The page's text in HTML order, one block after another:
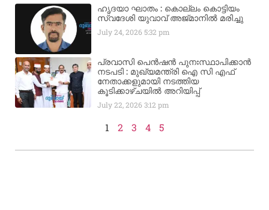
ഹൃദയാ ഘാതം : കൊല്ലം കൊട്ടിയം
സ്വദേശി യുവാവ് അജ്മാനിൽ മരിച്ചു
July 24, 20265:32 pm
പ്രവാസി പെൻഷൻ പുനഃസ്ഥാപിക്കാൻ
നടപടി : മുഖ്യമന്ത്രി ഐ സി എഫ്
നേതാക്കളുമായി നടത്തിയ
കൂടിക്കാഴ്ചയിൽ അറിയിപ്പ്
July 22, 20263:12 pm
1 2 3 4 5